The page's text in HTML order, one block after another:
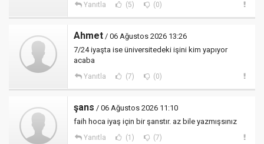
Yanıtla (5) (0)
Ahmet / 06 Ağustos 2026 13:26
7/24 iyaşta ise üniversitedeki işini kim yapıyor
acaba
Yanıtla (7) (0)
şans / 06 Ağustos 2026 11:10
faih hoca iyaş için bir şanstır. az bile yazmışsınız
Yanıtla (1) (7)